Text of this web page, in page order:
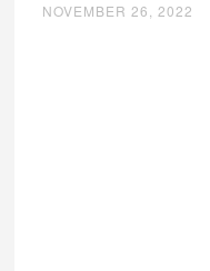
NOVEMBER 26, 2022